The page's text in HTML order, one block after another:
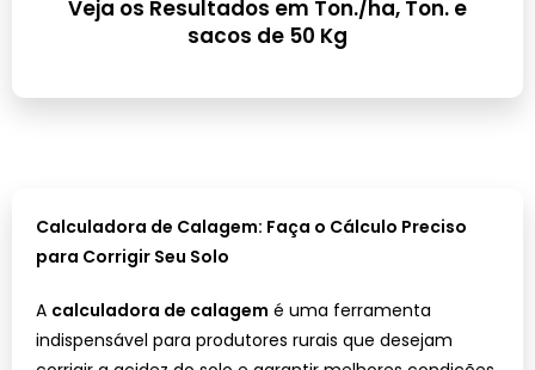
Veja os Resultados em Ton./ha, Ton. e
sacos de 50 Kg
Calculadora de Calagem: Faça o Cálculo Preciso
para Corrigir Seu Solo
A calculadora de calagem é uma ferramenta
indispensável para produtores rurais que desejam